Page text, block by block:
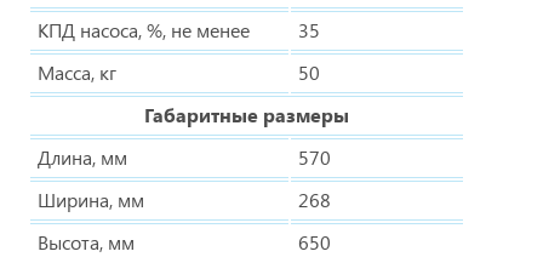
КПД насоса, %, не менее
35
Масса, кг
50
Габаритные размеры
Длина, мм
570
Ширина, мм
268
Высота, мм
650